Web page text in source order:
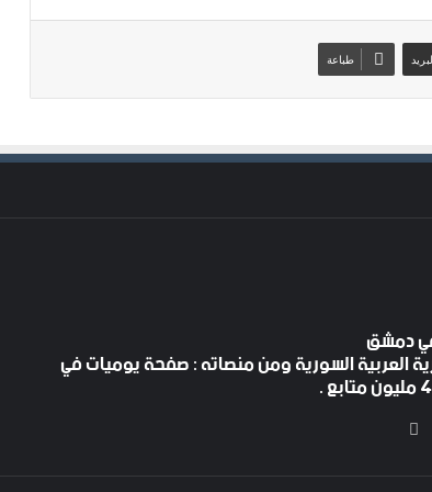
طباعة
السورية ومن منصاته : صفحة يوميات في
‫YouTube